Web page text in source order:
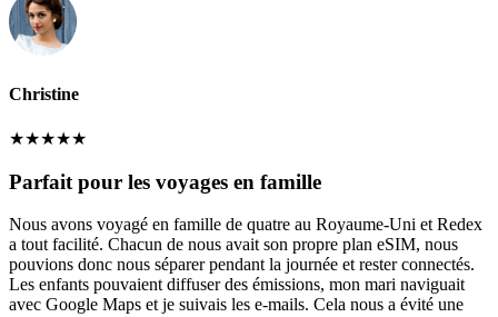
Christine
★★★★★
Parfait pour les voyages en famille
Nous avons voyagé en famille de quatre au Royaume-Uni et Redex
a tout facilité. Chacun de nous avait son propre plan eSIM, nous
pouvions donc nous séparer pendant la journée et rester connectés.
Les enfants pouvaient diffuser des émissions, mon mari naviguait
avec Google Maps et je suivais les e-mails. Cela nous a évité une